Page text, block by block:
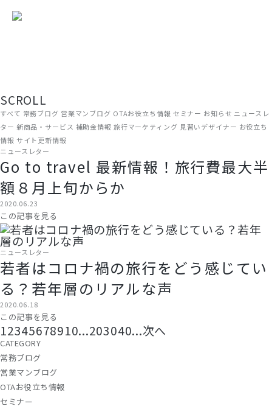
現場から、届ける。
SCROLL
すべて 常務ブログ 営業マンブログ OTAお役立ち情報 セミナー お知らせ ニュースレ
ター 新商品・サービス 補助金情報 旅行マーケティング 見習いデザイナー お役立ち
情報 サイト更新情報
ニュースレター
Go to travel 最新情報！旅行費最大半
額８月上旬からか
2020.06.23
この記事を見る
ニュースレター
若者はコロナ禍の旅行をどう感じてい
る？若年層のリアルな声
2020.06.18
この記事を見る
12345678910...203040...次へ
CATEGORY
常務ブログ
営業マンブログ
OTAお役立ち情報
セミナー